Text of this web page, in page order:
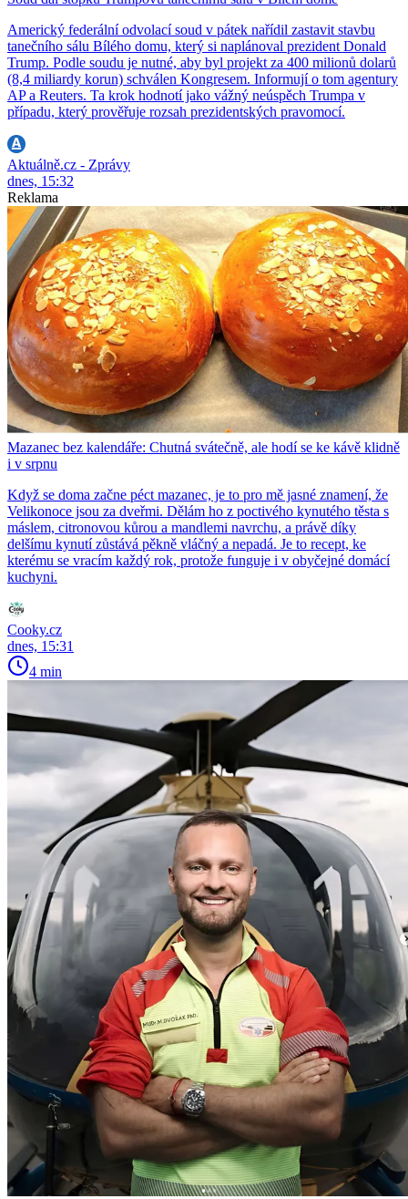
Americký federální odvolací soud v pátek nařídil zastavit stavbu
tanečního sálu Bílého domu, který si naplánoval prezident Donald
Trump. Podle soudu je nutné, aby byl projekt za 400 milionů dolarů
(8,4 miliardy korun) schválen Kongresem. Informují o tom agentury
AP a Reuters. Ta krok hodnotí jako vážný neúspěch Trumpa v
případu, který prověřuje rozsah prezidentských pravomocí.
Aktuálně.cz - Zprávy
dnes, 15:32
Reklama
Mazanec bez kalendáře: Chutná svátečně, ale hodí se ke kávě klidně
i v srpnu
Když se doma začne péct mazanec, je to pro mě jasné znamení, že
Velikonoce jsou za dveřmi. Dělám ho z poctivého kynutého těsta s
máslem, citronovou kůrou a mandlemi navrchu, a právě díky
delšímu kynutí zůstává pěkně vláčný a nepadá. Je to recept, ke
kterému se vracím každý rok, protože funguje i v obyčejné domácí
kuchyni.
Cooky.cz
dnes, 15:31
4 min